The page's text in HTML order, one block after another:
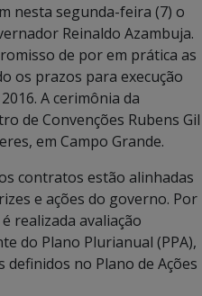
nesta segunda-feira (7) o
Reinaldo Azambuja.
de por em prática as
os prazos para execução
A cerimônia da
de Convenções Rubens Gil
em Campo Grande.
contratos estão alinhadas
e ações do governo. Por
realizada avaliação
do Plano Plurianual (PPA),
definidos no Plano de Ações